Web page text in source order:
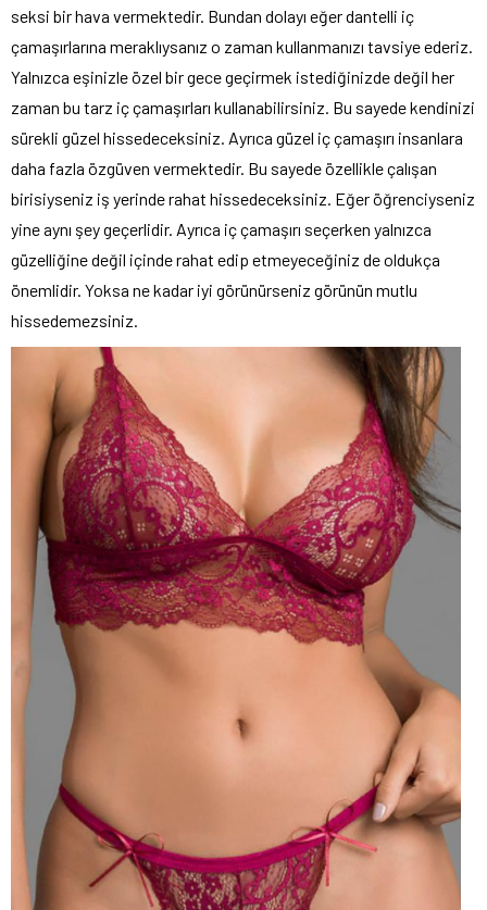
seksi bir hava vermektedir. Bundan dolayı eğer dantelli iç
çamaşırlarına meraklıysanız o zaman kullanmanızı tavsiye ederiz.
Yalnızca eşinizle özel bir gece geçirmek istediğinizde değil her
zaman bu tarz iç çamaşırları kullanabilirsiniz. Bu sayede kendinizi
sürekli güzel hissedeceksiniz. Ayrıca güzel iç çamaşırı insanlara
daha fazla özgüven vermektedir. Bu sayede özellikle çalışan
birisiyseniz iş yerinde rahat hissedeceksiniz. Eğer öğrenciyseniz
yine aynı şey geçerlidir. Ayrıca iç çamaşırı seçerken yalnızca
güzelliğine değil içinde rahat edip etmeyeceğiniz de oldukça
önemlidir. Yoksa ne kadar iyi görünürseniz görünün mutlu
hissedemezsiniz.